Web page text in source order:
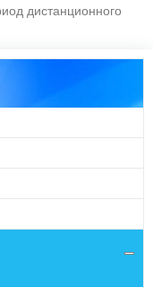
дистанционного